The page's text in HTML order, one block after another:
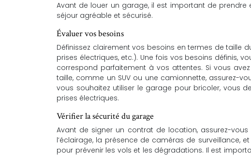
Avant de louer un garage, il est important de
séjour agréable et sécurisé.
Évaluer vos besoins
Définissez clairement vos besoins en termes de taille
prises électriques, etc.). Une fois vos besoins définis,
correspond parfaitement à vos attentes. Si vous
taille, comme un SUV ou une camionnette, assurez-
vous souhaitez utiliser le garage pour bricoler, vous
prises électriques.
Vérifier la sécurité du garage
Avant de signer un contrat de location, assurez-
l’éclairage, la présence de caméras de surveillance,
pour prévenir les vols et les dégradations. Il est